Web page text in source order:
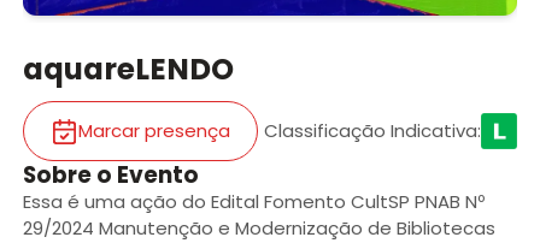
aquareLENDO
Marcar presença Classificação Indicativa:
Sobre o Evento
Essa é uma ação do Edital Fomento CultSP PNAB Nº
29/2024 Manutenção e Modernização de Bibliotecas